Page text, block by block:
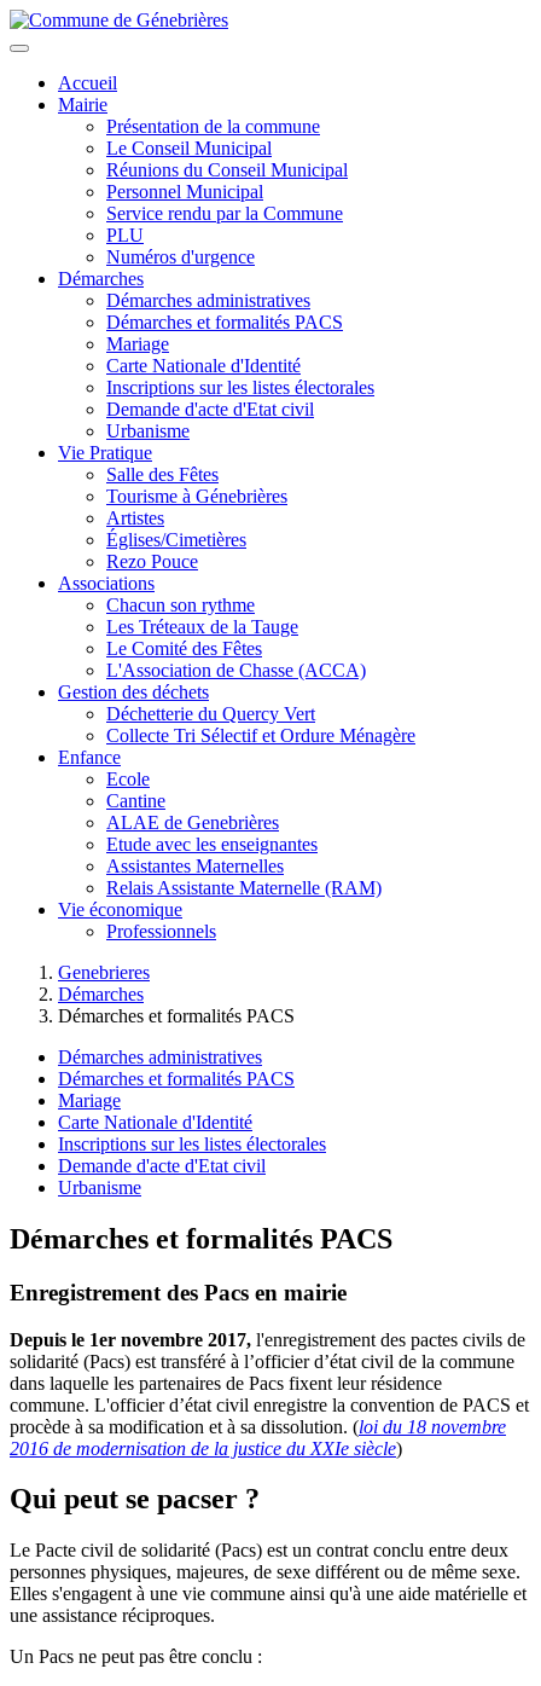
Aller
au
principal
Toggle
navigationAccueil
Mairie
Présentation de la commune
Le Conseil Municipal
Réunions du Conseil Municipal
Personnel Municipal
Service rendu par la Commune
PLU
Numéros d'urgence
Démarches
Démarches administratives
Démarches et formalités PACS
Mariage
Carte Nationale d'Identité
Inscriptions sur les listes électorales
Demande d'acte d'Etat civil
Urbanisme
Vie Pratique
Salle des Fêtes
Tourisme à Génebrières
Artistes
Églises/Cimetières
Rezo Pouce
Associations
Chacun son rythme
Les Tréteaux de la Tauge
Le Comité des Fêtes
L'Association de Chasse (ACCA)
Gestion des déchets
Déchetterie du Quercy Vert
Collecte Tri Sélectif et Ordure Ménagère
Enfance
Ecole
Cantine
ALAE de Genebrières
Etude avec les enseignantes
Assistantes Maternelles
Relais Assistante Maternelle (RAM)
Vie économique
Professionnels
Genebrieres
Démarches
Démarches et formalités PACS
Démarches administratives
Démarches et formalités PACS
Mariage
Carte Nationale d'Identité
Inscriptions sur les listes électorales
Demande d'acte d'Etat civil
Urbanisme
Démarches et formalités PACS
Enregistrement des Pacs en mairie
Depuis le 1er novembre 2017, l'enregistrement des pactes civils de
solidarité (Pacs) est transféré à l’officier d’état civil de la commune
dans laquelle les partenaires de Pacs fixent leur résidence
commune. L'officier d’état civil enregistre la convention de PACS et
procède à sa modification et à sa dissolution. (loi du 18 novembre
2016 de modernisation de la justice du XXIe siècle)
Qui peut se pacser ?
Le Pacte civil de solidarité (Pacs) est un contrat conclu entre deux
personnes physiques, majeures, de sexe différent ou de même sexe.
Elles s'engagent à une vie commune ainsi qu'à une aide matérielle et
une assistance réciproques.
Un Pacs ne peut pas être conclu :